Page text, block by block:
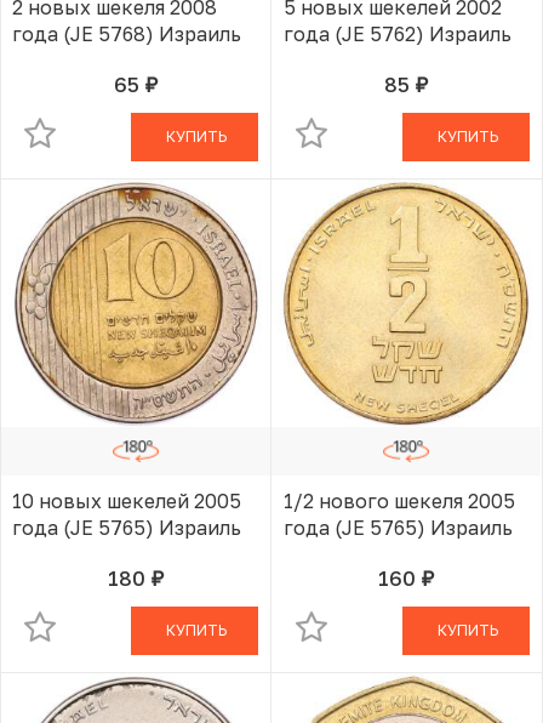
2 новых шекеля 2008
года (JE 5768) Израиль
65 руб.В КОРЗИНЕ
КУПИТЬ
5 новых шекелей 2002
года (JE 5762) Израиль
85 руб.В КОРЗИНЕ
КУПИТЬ
10 новых шекелей 2005
года (JE 5765) Израиль
180 руб.В КОРЗИНЕ
КУПИТЬ
1/2 нового шекеля 2005
года (JE 5765) Израиль
160 руб.В КОРЗИНЕ
КУПИТЬ